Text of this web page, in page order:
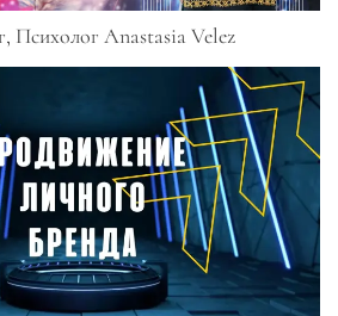
Психолог Anastasia Velez